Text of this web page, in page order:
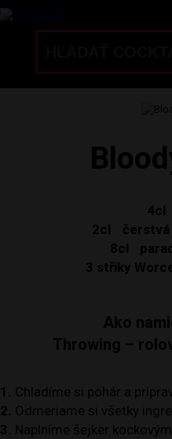
4cl
2cl
8cl
3 střiky
Ako
Throwing –
1. Chladíme si pohár a
2. Odmeriame si všetky
3. Naplníme šejker